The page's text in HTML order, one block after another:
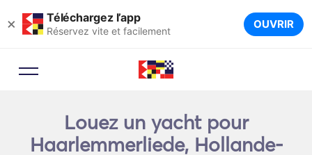
× Téléchargez l’app
Réservez vite et facilement OUVRIR
Louez un yacht pour
Haarlemmerliede, Hollande-